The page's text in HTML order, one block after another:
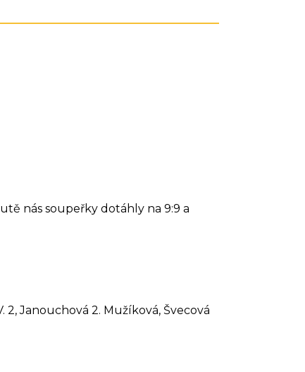
nás soupeřky dotáhly na 9:9 a
2, Janouchová 2. Mužíková, Švecová